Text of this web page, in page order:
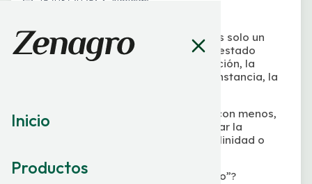
Inicio
Productos
En agricultura intensiva, el suelo no es solo un
soporte físico: es un sistema vivo. Su estado
determina la eficiencia de la fertilización, la
absorción de nutrientes y, en última instancia, la
Un suelo sano permite producir más con menos,
mejorar la calidad del fruto y aumentar la
resistencia frente a estrés hídrico, salinidad o
¿Qué entendemos por “salud del suelo”?